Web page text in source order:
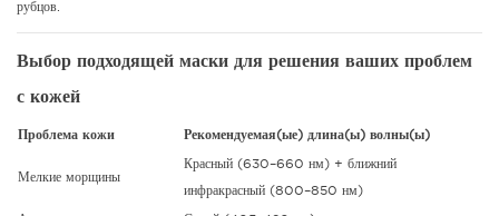
рубцов.
Выбор подходящей маски для решения ваших проблем
с кожей
Проблема кожи Рекомендуемая(ые) длина(ы) волны(ы)
Мелкие морщины
Красный (630–660 нм) + ближний
инфракрасный (800–850 нм)